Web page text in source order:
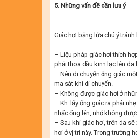
5. Những vấn đề cần lưu ý
Giác hơi bằng lửa chú ý
– Liệu pháp giác hơi thích
phải thoa dầu kinh lạc lên da
– Nên di chuyển ống giác
ma sát khi di chuyển.
– Không được giác hơi ở
– Khi lấy ống giác ra phải
nhấc ống lên, nhớ không
– Sau khi giác hơi, trên da
hơi ở vị trí này. Trong trường